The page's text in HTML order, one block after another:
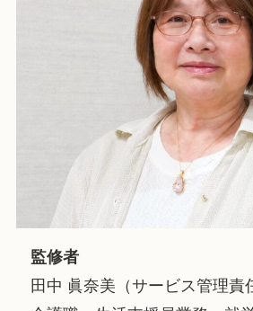
監修者
田中 眞奈美（サービス管理責